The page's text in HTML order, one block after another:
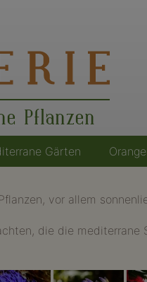
Pflanzen
Gärten
vor allem
die die